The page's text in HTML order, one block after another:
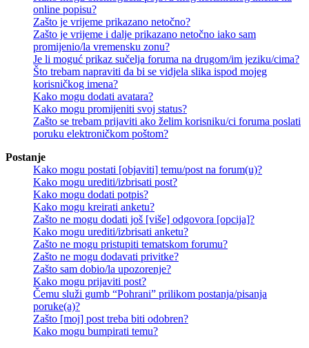
online popisu?
Zašto je vrijeme prikazano netočno?
Zašto je vrijeme i dalje prikazano netočno iako sam
promijenio/la vremensku zonu?
Je li moguć prikaz sučelja foruma na drugom/im jeziku/cima?
Što trebam napraviti da bi se vidjela slika ispod mojeg
korisničkog imena?
Kako mogu dodati avatara?
Kako mogu promijeniti svoj status?
Zašto se trebam prijaviti ako želim korisniku/ci foruma poslati
poruku elektroničkom poštom?
Postanje
Kako mogu postati [objaviti] temu/post na forum(u)?
Kako mogu urediti/izbrisati post?
Kako mogu dodati potpis?
Kako mogu kreirati anketu?
Zašto ne mogu dodati još [više] odgovora [opcija]?
Kako mogu urediti/izbrisati anketu?
Zašto ne mogu pristupiti tematskom forumu?
Zašto ne mogu dodavati privitke?
Zašto sam dobio/la upozorenje?
Kako mogu prijaviti post?
Čemu služi gumb “Pohrani” prilikom postanja/pisanja
poruke(a)?
Zašto [moj] post treba biti odobren?
Kako mogu bumpirati temu?